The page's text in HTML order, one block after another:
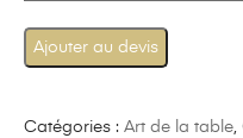
Ajouter au devis
Catégories : Art de la table,